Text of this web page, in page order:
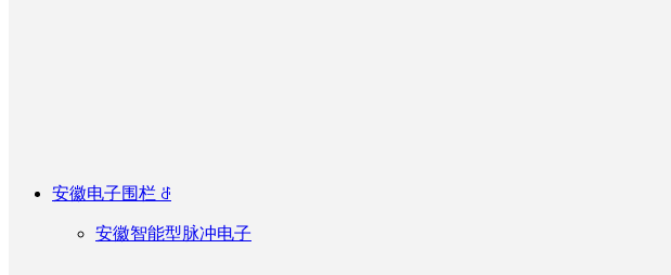
安徽电子围栏 ꁕ
安徽智能型脉冲电子